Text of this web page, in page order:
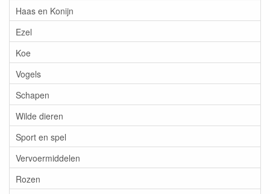
Haas en Konijn
Ezel
Koe
Vogels
Schapen
Wilde dieren
Sport en spel
Vervoermiddelen
Rozen